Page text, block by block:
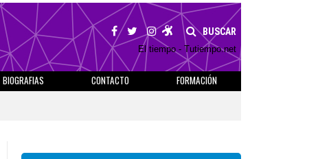
BUSCAR
El tiempo - Tutiempo.net
BIOGRAFIAS CONTACTO
FORMACIÓN